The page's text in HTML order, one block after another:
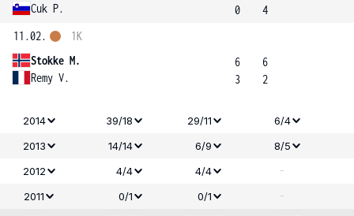
Cuk P.
0
4
11.02.
Stokke M.
Remy V.
1K
6
3
6
2
2014 39/18 29/11 6/4
2013
14/14 6/9
8/5
2012
4/4 4/4 -
2011 0/1 0/1
-